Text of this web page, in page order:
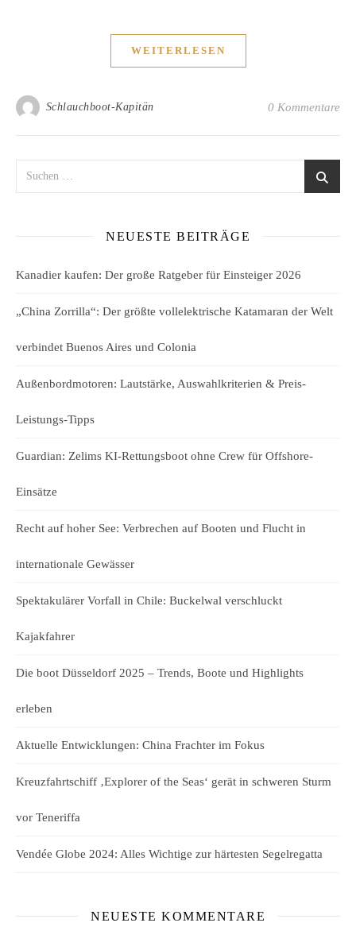
WEITERLESEN
Schlauchboot-Kapitän 0 Kommentare
NEUESTE BEITRÄGE
Kanadier kaufen: Der große Ratgeber für Einsteiger 2026
„China Zorrilla“: Der größte vollelektrische Katamaran der Welt
verbindet Buenos Aires und Colonia
Außenbordmotoren: Lautstärke, Auswahlkriterien & Preis-
Leistungs-Tipps
Guardian: Zelims KI-Rettungsboot ohne Crew für Offshore-
Einsätze
Recht auf hoher See: Verbrechen auf Booten und Flucht in
internationale Gewässer
Spektakulärer Vorfall in Chile: Buckelwal verschluckt
Kajakfahrer
Die boot Düsseldorf 2025 – Trends, Boote und Highlights
erleben
Aktuelle Entwicklungen: China Frachter im Fokus
Kreuzfahrtschiff ‚Explorer of the Seas‘ gerät in schweren Sturm
vor Teneriffa
Vendée Globe 2024: Alles Wichtige zur härtesten Segelregatta
NEUESTE KOMMENTARE